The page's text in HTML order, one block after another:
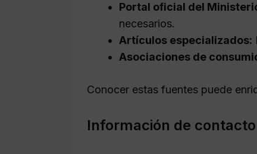
Portal oficial del
necesarios.
Artículos especializados:
Asociaciones de
Conocer estas fuentes puede
Información de